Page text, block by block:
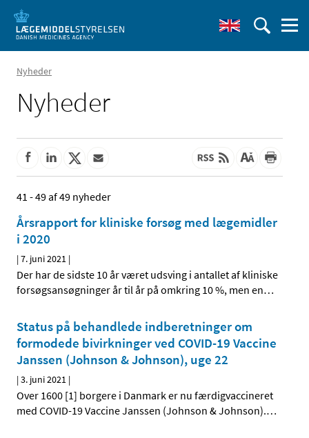
Nyheder
Nyheder
41 - 49 af 49 nyheder
Årsrapport for kliniske forsøg med lægemidler
i 2020
|7. juni 2021 |
Der har de sidste 10 år været udsving i antallet af kliniske
forsøgsansøgninger år til år på omkring 10 %, men en…
Status på behandlede indberetninger om
formodede bivirkninger ved COVID-19 Vaccine
Janssen (Johnson & Johnson), uge 22
|3. juni 2021 |
Over 1600 [1] borgere i Danmark er nu færdigvaccineret
med COVID-19 Vaccine Janssen (Johnson & Johnson).…